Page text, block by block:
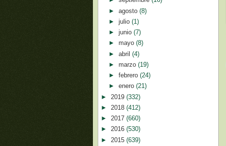
► agosto (8)
► julio (1)
► junio (7)
► mayo (8)
► abril (4)
► marzo (19)
► febrero (24)
► enero (21)
► 2019 (332)
► 2018 (412)
► 2017 (660)
► 2016 (530)
► 2015 (639)